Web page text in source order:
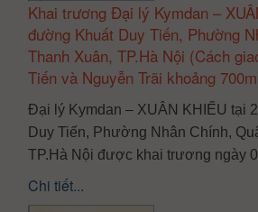
Khai trương Đại lý Kymdan –
đường Khuất Duy Tiến, Phường
Thanh Xuân, TP.Hà Nội (Cách
Tiến và Nguyễn Trãi khoảng
Đại lý Kymdan – XUÂN KHIẾU tại
Duy Tiến, Phường Nhân Chính,
TP.Hà Nội được khai trương ngày
Chi tiết...